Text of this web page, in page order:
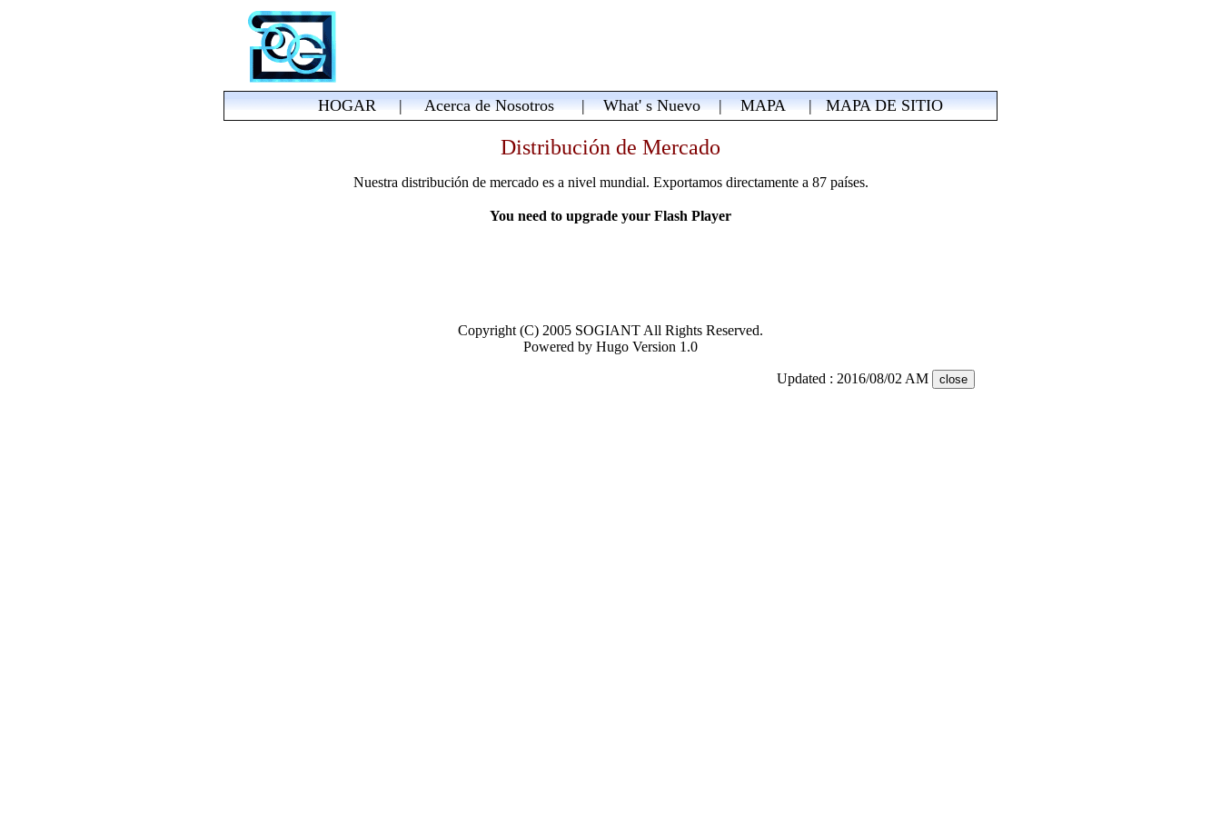
HOGAR |Acerca de Nosotros|What' s Nuevo |MAPA |MAPA DE SITIO
Distribución de Mercado
Nuestra distribución de mercado es a nivel mundial. Exportamos directamente a 87países.
You need to upgrade your Flash Player
Copyright (C) 2005 SOGIANT All Rights Reserved.
Powered by Hugo Version 1.0
Updated : 2016/08/02 AM